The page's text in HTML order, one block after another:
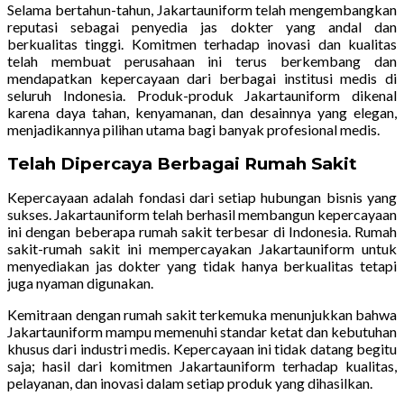
Selama bertahun-tahun, Jakartauniform telah mengembangkan
reputasi sebagai penyedia jas dokter yang andal dan
berkualitas tinggi. Komitmen terhadap inovasi dan kualitas
telah membuat perusahaan ini terus berkembang dan
mendapatkan kepercayaan dari berbagai institusi medis di
seluruh Indonesia. Produk-produk Jakartauniform dikenal
karena daya tahan, kenyamanan, dan desainnya yang elegan,
menjadikannya pilihan utama bagi banyak profesional medis.
Telah Dipercaya Berbagai Rumah Sakit
Kepercayaan adalah fondasi dari setiap hubungan bisnis yang
sukses. Jakartauniform telah berhasil membangun kepercayaan
ini dengan beberapa rumah sakit terbesar di Indonesia. Rumah
sakit-rumah sakit ini mempercayakan Jakartauniform untuk
menyediakan jas dokter yang tidak hanya berkualitas tetapi
juga nyaman digunakan.
Kemitraan dengan rumah sakit terkemuka menunjukkan bahwa
Jakartauniform mampu memenuhi standar ketat dan kebutuhan
khusus dari industri medis. Kepercayaan ini tidak datang begitu
saja; hasil dari komitmen Jakartauniform terhadap kualitas,
pelayanan, dan inovasi dalam setiap produk yang dihasilkan.